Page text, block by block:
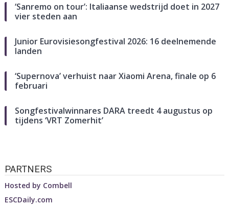
‘Sanremo on tour’: Italiaanse wedstrijd doet in 2027
vier steden aan
Junior Eurovisiesongfestival 2026: 16 deelnemende
landen
‘Supernova’ verhuist naar Xiaomi Arena, finale op 6
februari
Songfestivalwinnares DARA treedt 4 augustus op
tijdens ‘VRT Zomerhit’
PARTNERS
Hosted by Combell
ESCDaily.com